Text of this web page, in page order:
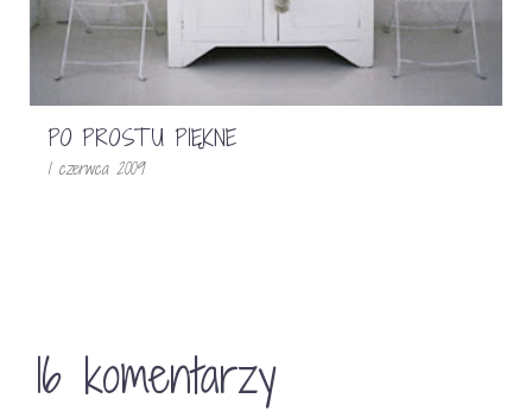
PO PROSTU PIĘKNE
1 czerwca 2009
16 komentarzy